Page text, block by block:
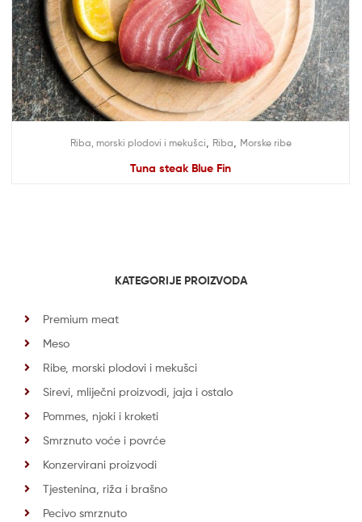
Riba, morski plodovi i mekušci Riba Morske ribe
Tuna steak Blue Fin
KATEGORIJE PROIZVODA
Premium meat
Meso
Ribe, morski plodovi i mekušci
Sirevi, mliječni proizvodi, jaja i ostalo
Pommes, njoki i kroketi
Smrznuto voće i povrće
Konzervirani proizvodi
Tjestenina, riža i brašno
Pecivo smrznuto